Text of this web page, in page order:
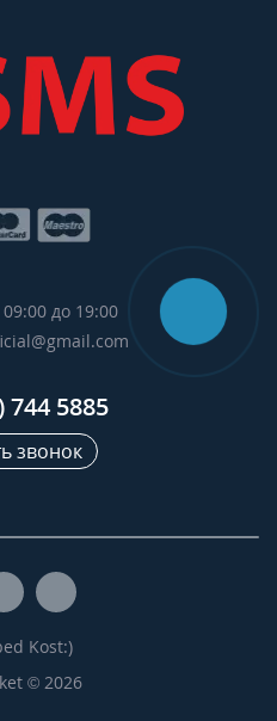
до 19:00
744 5885
звонок
© 2026
Kost:)